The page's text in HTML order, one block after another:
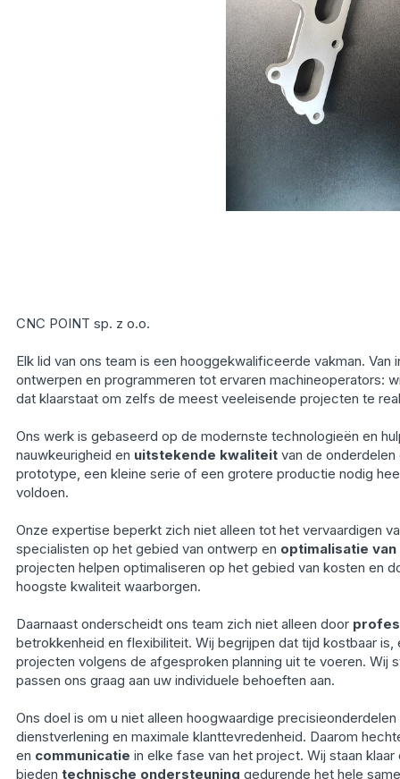
CNC POINT sp. z o.o.
Elk lid van ons team is een hooggekwalificeerde vakman. Van
ontwerpen en programmeren tot ervaren machineoperators:
dat klaarstaat om zelfs de meest veeleisende projecten te
Ons werk is gebaseerd op de modernste technologieën en
nauwkeurigheid en uitstekende kwaliteitvan de onderdelen
prototype, een kleine serie of een grotere productie nodig
voldoen.
Onze expertise beperkt zich niet alleen tot het vervaardigen
specialisten op het gebied van ontwerp en optimalisatie
projecten helpen optimaliseren op het gebied van kosten en
hoogste kwaliteit waarborgen.
Daarnaast onderscheidt ons team zich niet alleen door
betrokkenheid en flexibiliteit. Wij begrijpen dat tijd kostbaar is,
projecten volgens de afgesproken planning uit te voeren. Wij
passen ons graag aan uw individuele behoeften aan.
Ons doel is om u niet alleen hoogwaardige
dienstverlening en maximale klanttevredenheid. Daarom
en communicatie in elke fase van het project. Wij staan
bieden technische ondersteuning gedurende het hele